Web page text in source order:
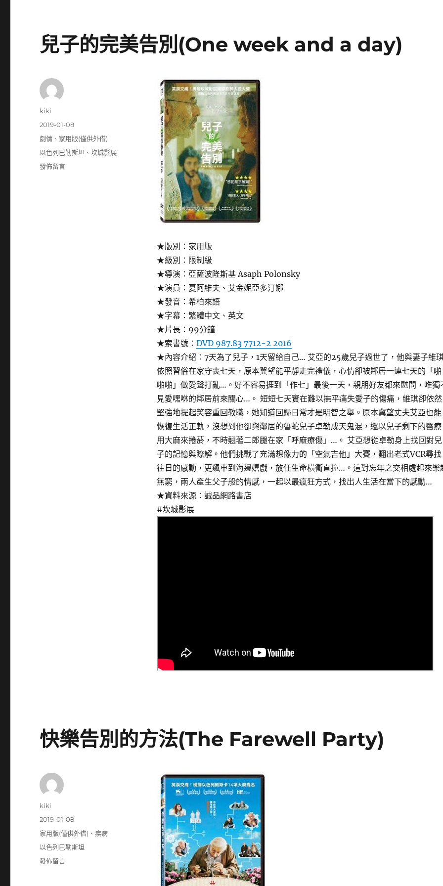
兒子的完美告別(One week and a day)
★版別：家用版
★級別：限制級
★導演：亞薩波隆斯基 Asaph Polonsky
★演員：夏阿維夫、艾金妮亞多汀娜
★發音：希柏來語
★字幕：繁體中文、英文
★片長：99分鐘
★索書號： DVD 987.83 7712-2 2016
★內容介紹：7天為了兒子，1天留給自己… 艾亞的25歲兒子過世了，他與妻子維
依照習俗在家守喪七天，原本冀望能平靜走完禮儀，心情卻被鄰居一連七天的「啪
啪啪」做愛聲打亂…。好不容易捱到「作七」最後一天，親朋好友都來慰問，唯獨
見愛嘿咻的鄰居前來關心…。 短短七天實在難以撫平痛失愛子的傷痛，維琪卻依然
堅強地提起笑容重回教職，她知道回歸日常才是明智之舉。原本冀望丈夫艾亞也能
恢復生活正軌，沒想到他卻與鄰居的魯蛇兒子卓勒成天鬼混，還以兒子剩下的醫療
用大麻來捲菸，不時翹著二郎腿在家「呼麻療傷」…。 艾亞想從卓勒身上找回對兒
子的記憶與瞭解。他們挑戰了充滿想像力的「空氣吉他」大賽，翻出老式VCR尋找
往日的感動，更飆車到海邊嬉戲，放任生命橫衝直撞…。這對忘年之交相處起來樂
無窮，兩人產生父子般的情感，一起以最瘋狂方式，找出人生活在當下的感動…
★資料來源：誠品網路書店
#坎城影展
作
kiki
發
佈
期:
2019-01-08
分
類
劇情 、 家用版(僅供外借)
標
籤
以色列巴勒斯坦 、坎城影展
在
發佈留言
快樂告別的方法(The Farewell Party)
作
kiki
發
佈
期:
2019-01-08
分
類
家用版(僅供外借) 、疾病
標
籤
以色列巴勒斯坦
在
發佈留言